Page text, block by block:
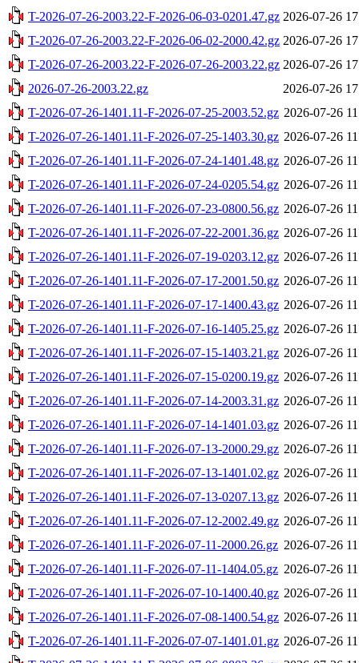
T-2026-07-26-2003.22-F-2026-06-03-0201.47.gz 2026-07-26
T-2026-07-26-2003.22-F-2026-06-02-2000.42.gz 2026-07-26
T-2026-07-26-2003.22-F-2026-07-26-2003.22.gz 2026-07-26
2026-07-26-2003.22.gz
2026-07-26
T-2026-07-26-1401.11-F-2026-07-25-2003.52.gz 2026-07-26
T-2026-07-26-1401.11-F-2026-07-25-1403.30.gz 2026-07-26
T-2026-07-26-1401.11-F-2026-07-24-1401.48.gz 2026-07-26
T-2026-07-26-1401.11-F-2026-07-24-0205.54.gz 2026-07-26
T-2026-07-26-1401.11-F-2026-07-23-0800.56.gz 2026-07-26
T-2026-07-26-1401.11-F-2026-07-22-2001.36.gz 2026-07-26
T-2026-07-26-1401.11-F-2026-07-19-0203.12.gz 2026-07-26
T-2026-07-26-1401.11-F-2026-07-17-2001.50.gz 2026-07-26
T-2026-07-26-1401.11-F-2026-07-17-1400.43.gz 2026-07-26
T-2026-07-26-1401.11-F-2026-07-16-1405.25.gz 2026-07-26
T-2026-07-26-1401.11-F-2026-07-15-1403.21.gz 2026-07-26
T-2026-07-26-1401.11-F-2026-07-15-0200.19.gz 2026-07-26
T-2026-07-26-1401.11-F-2026-07-14-2003.31.gz 2026-07-26
T-2026-07-26-1401.11-F-2026-07-14-1401.03.gz 2026-07-26
T-2026-07-26-1401.11-F-2026-07-13-2000.29.gz 2026-07-26
T-2026-07-26-1401.11-F-2026-07-13-1401.02.gz 2026-07-26
T-2026-07-26-1401.11-F-2026-07-13-0207.13.gz 2026-07-26
T-2026-07-26-1401.11-F-2026-07-12-2002.49.gz 2026-07-26
T-2026-07-26-1401.11-F-2026-07-11-2000.26.gz 2026-07-26
T-2026-07-26-1401.11-F-2026-07-11-1404.05.gz 2026-07-26
T-2026-07-26-1401.11-F-2026-07-10-1400.40.gz 2026-07-26
T-2026-07-26-1401.11-F-2026-07-08-1400.54.gz 2026-07-26
T-2026-07-26-1401.11-F-2026-07-07-1401.01.gz 2026-07-26